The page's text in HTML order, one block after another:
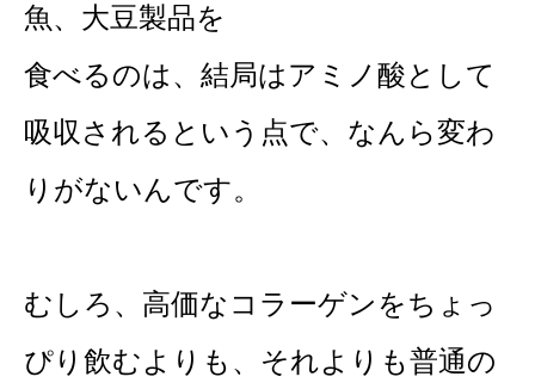
魚、大豆製品を
食べるのは、結局はアミノ酸として
吸収されるという点で、なんら変わ
りがないんです。
むしろ、高価なコラーゲンをちょっ
ぴり飲むよりも、それよりも普通の